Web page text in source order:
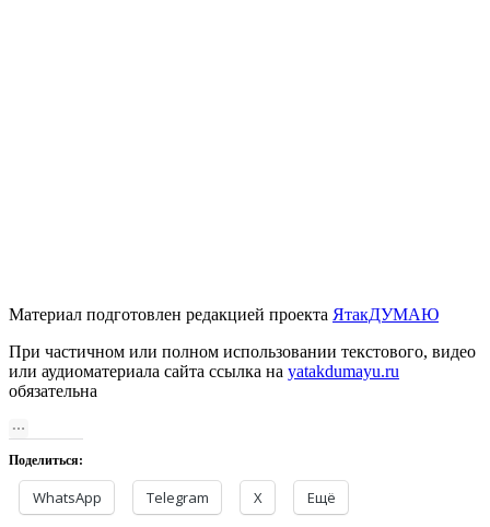
Материал подготовлен редакцией проекта ЯтакДУМАЮ
При частичном или полном использовании текстового, видео
или аудиоматериала сайта ссылка на yatakdumayu.ru
обязательна
Поделиться:
WhatsApp Telegram X Ещё